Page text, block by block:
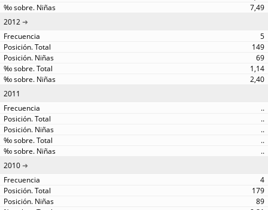
7,49
2012
5
149
69
1,14
2,40
2011
..
..
..
..
..
2010
4
179
89